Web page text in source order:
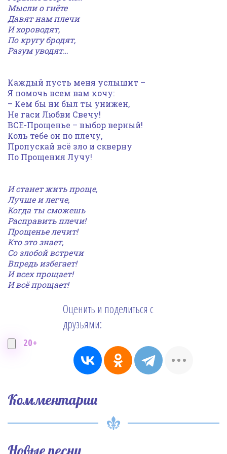
Мысли о гнёте
Давят нам плечи
И хороводят,
По кругу бродят,
Разум уводят…
Каждый пусть меня услышит –
Я помочь всем вам хочу:
– Кем бы ни был ты унижен,
Не гаси Любви Свечу!
ВСЕ-Прощенье – выбор верный!
Коль тебе он по плечу,
Пропускай всё зло и скверну
По Прощения Лучу!
И станет жить проще,
Лучше и легче,
Когда ты сможешь
Расправить плечи!
Прощенье лечит!
Кто это знает,
Со злобой встречи
Впредь избегает!
И всех прощает!
И всё прощает!
20+
Оценить и поделиться с
друзьями:
Комментарии
Новые песни